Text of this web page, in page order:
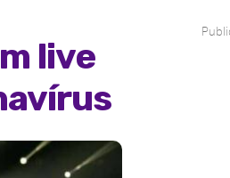
live